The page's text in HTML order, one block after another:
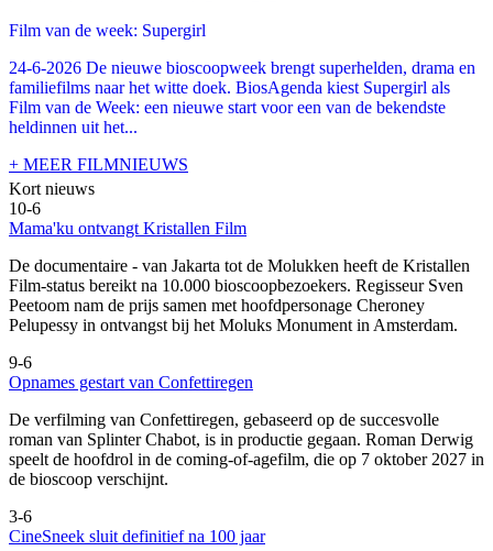
Film van de week: Supergirl
24-6-2026 De nieuwe bioscoopweek brengt superhelden, drama en
familiefilms naar het witte doek. BiosAgenda kiest Supergirl als
Film van de Week: een nieuwe start voor een van de bekendste
heldinnen uit het...
+ MEER FILMNIEUWS
Kort nieuws
10-6
Mama'ku ontvangt Kristallen Film
De documentaire - van Jakarta tot de Molukken heeft de Kristallen
Film-status bereikt na 10.000 bioscoopbezoekers. Regisseur Sven
Peetoom nam de prijs samen met hoofdpersonage Cheroney
Pelupessy in ontvangst bij het Moluks Monument in Amsterdam.
9-6
Opnames gestart van Confettiregen
De verfilming van Confettiregen, gebaseerd op de succesvolle
roman van Splinter Chabot, is in productie gegaan. Roman Derwig
speelt de hoofdrol in de coming-of-agefilm, die op 7 oktober 2027 in
de bioscoop verschijnt.
3-6
CineSneek sluit definitief na 100 jaar